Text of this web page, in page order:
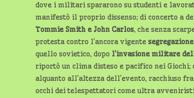
dove i militari spararono su studenti e
manifestò il proprio dissenso; di concerto a
Tommie Smith e John Carlos, che senza
protesta contro l’ancora vigente
quello sovietico, dopo l’invasione militare
riportò un clima disteso e pacifico nei
alquanto all’altezza dell’evento, racchiuso
occhi dei telespettatori come ultra